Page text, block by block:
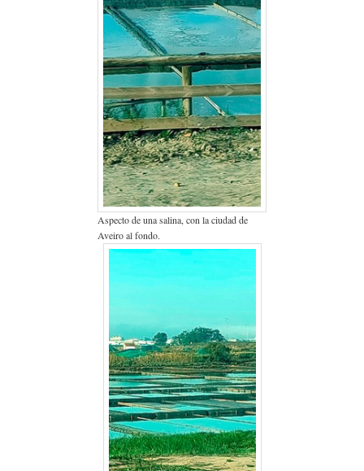
Aspecto de una salina, con la ciudad de
Aveiro al fondo.